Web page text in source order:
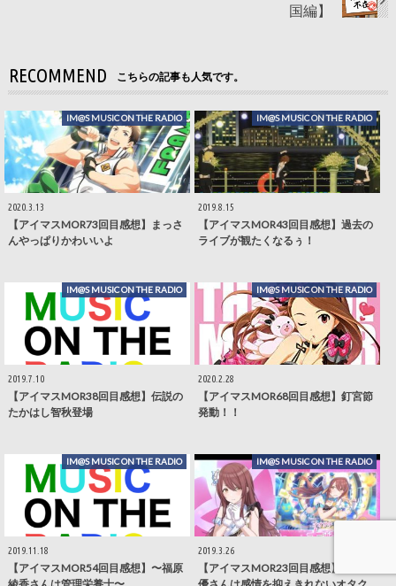
国編】
RECOMMEND こちらの記事も人気です。
IM@S MUSIC ON THE RADIO
2020.3.13
【アイマスMOR73回目感想】まっさ
んやっぱりかわいいよ
IM@S MUSIC ON THE RADIO
2019.8.15
【アイマスMOR43回目感想】過去の
ライブが観たくなるぅ！
IM@S MUSIC ON THE RADIO
2019.7.10
【アイマスMOR38回目感想】伝説の
たかはし智秋登場
IM@S MUSIC ON THE RADIO
2020.2.28
【アイマスMOR68回目感想】釘宮節
発動！！
IM@S MUSIC ON THE RADIO
2019.11.18
【アイマスMOR54回目感想】〜福原
IM@S MUSIC ON THE RADIO
2019.3.26
【アイマスMOR23回目感想】峯田茉